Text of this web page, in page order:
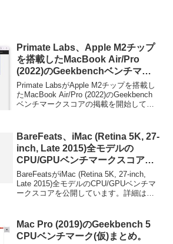
Primate Labs、Apple M2チップ
を搭載したMacBook Air/Pro
(2022)のGeekbenchベンチマー
クスコアの掲載を開始。
Primate LabsがApple M2チップを搭載し
たMacBook Air/Pro (2022)のGeekbench
ベンチマークスコアの掲載を開始してい
BareFeats、iMac (Retina 5K, 27-
inch, Late 2015)全モデルの
CPU/GPUベンチマークスコアを
公開。
BareFeatsがiMac (Retina 5K, 27-inch,
Late 2015)全モデルのCPU/GPUベンチマ
ークスコアを公開しています。詳細は以
Mac Pro (2019)のGeekbench 5
CPUベンチマーク(仮)まとめ。